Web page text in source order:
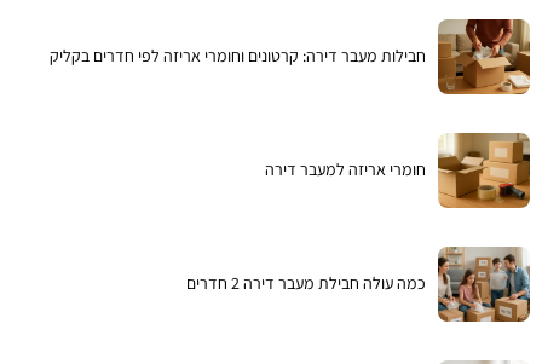
חבילות מעבר דירה: קרטונים וחומרי אריזה לפי חדרים בקליק
חומרי אריזה למעבר דירה
כמה עולה חבילת מעבר דירה 2 חדרים